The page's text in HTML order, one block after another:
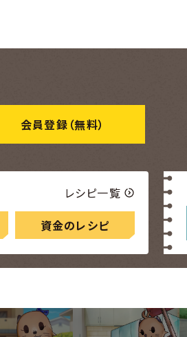
会員登録 （無料）
レシピ一覧
資金のレシピ